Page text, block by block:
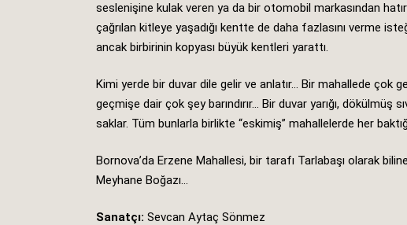
seslenişine kulak veren ya da bir otomobil markasından
çağrılan kitleye yaşadığı kentte de daha fazlasını verme
ancak birbirinin kopyası büyük kentleri yarattı.
Kimi yerde bir duvar dile gelir ve anlatır… Bir mahallede çok
geçmişe dair çok şey barındırır… Bir duvar yarığı, dökülmüş
saklar. Tüm bunlarla birlikte “eskimiş” mahallelerde her
Bornova’da Erzene Mahallesi, bir tarafı Tarlabaşı olarak
Meyhane Boğazı…
Sanatçı: Sevcan Aytaç Sönmez